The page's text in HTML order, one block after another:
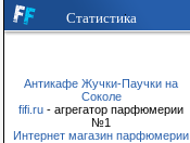
Статистика
Антикафе Жучки-Паучки на
Соколе
fifi.ru - агрегатор парфюмерии
№1
Интернет магазин парфюмерии